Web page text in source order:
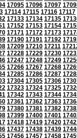
17095 17096 17097
17114 17115 17116 17117
17133 17134 17135
17152 17153 17154
17171 17172 17173
17190 17191 17192
17209 17210 17211
17228 17229 17230
17247 17248 17249
17266 17267 17268
17285 17286 17287
17304 17305 17306
17323 17324 17325
17342 17343 17344
17361 17362 17363
17380 17381 17382
17399 17400 17401
17418 17419 17420
17437 17438 17439
17456 17457 17458